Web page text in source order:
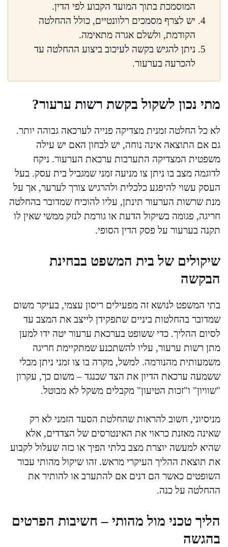
המוסמכת בתוך המועד הקבוע לפי הדין.
יש לצרף מסמכים רלוונטיים, כולל ההחלטה
הקודמת, ולשלם אגרה מתאימה.
ניתן להגיש בקשה לעיכוב ביצוע ההחלטה עד
להכרעה בערעור.
מתי נכון לשקול בקשת רשות ערעור?
לא כל החלטה זמנית מצדיקה פנייה לערכאה גבוהה יותר.
גם אם התוצאה אינה נוחה, יש לבחון האם יש עילה
משפטית המצדיקה התערבות ערכאת הערעור. ניקח
לדוגמה מצב בו ניתן צו מניעה זמני שמגביל בית עסק. בעל
העסק עשוי להיפגע כלכלית ולהרגיש צורך לערער, אך על
מנת שרשות הערעור תינתן, עליו להוכיח שמדובר בהחלטה
חריגה, פגומה בשיקול הדעת או גורמת לנזק ממשי שאין לו
תקנה בערעור על פסק הדין הסופי.
שיקולים של בית המשפט בבחינת
הבקשה
בתי המשפט לנושא זה מפעילים ריסון עצמי, בעיקר משום
שמדובר בהחלטות ביניים שתפקידן לייצב את המצב עד
לסיום ההליך. כדי ששופט בערכאת ערעור יטה ידו למען
מתן רשות ערעור, עליו להשתכנע שמתקיימת חריגה
משמעותית מהנורמה. למשל, מקרה בו צו זמני ניתן מבלי
ששמעה ערכאת הדיון את הצד שכנגד – משום כך, עקרון
"שוויון" ו"זכות הטיעון" מקבלים משקל לא מבוטל.
מניסיוני, חשוב להראות שהחלטת הסעד הזמני לא רק
שאינה מאזנת כראוי את האינטרסים של הצדדים, אלא
שהיא למעשה יוצרת מצב בלתי הפיך או כזה שעלול לקבוע
את תוצאת ההליך העיקרי מראש. זהו שיקול מהותי עבור
השופטים כאשר הם דנים אם להתערב או להותיר את
ההחלטה על כנה.
הליך טכני מול מהותי – חשיבות הפרטים
בהגשה